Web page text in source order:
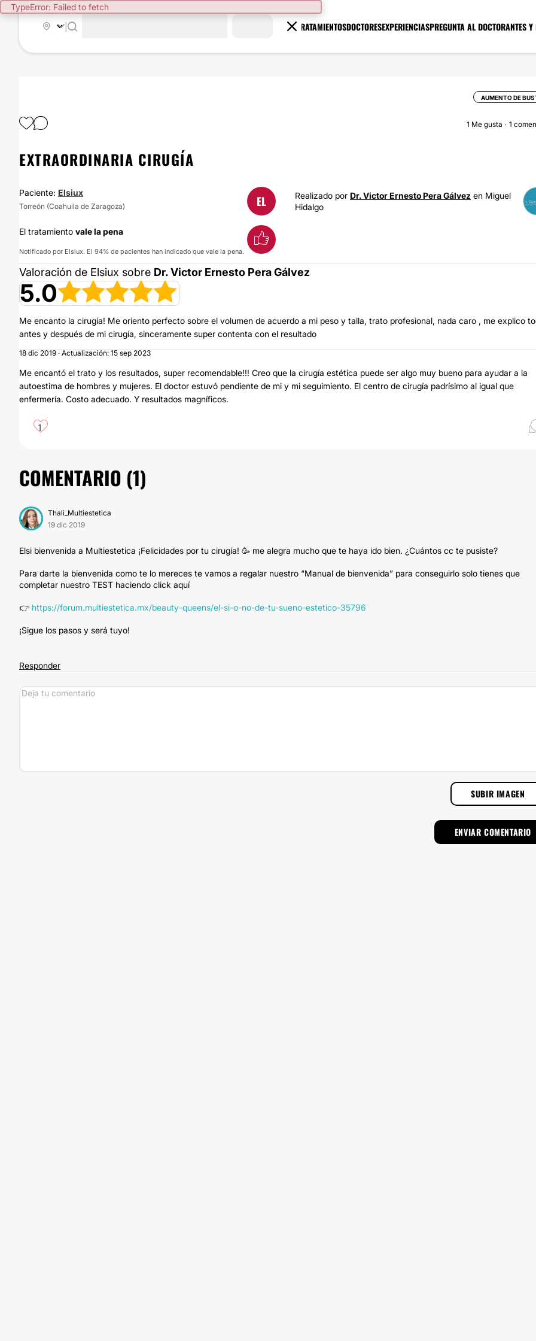
TypeError: Failed to fetch
TRATAMIENTOSDOCTORESEXPERIENCIASPREGUNTA AL DOCTORANTES Y
AUMENTO DE
1 Me gusta 1
EXTRAORDINARIA CIRUGÍA
Paciente: Elsiux
Torreón (Coahuila de Zaragoza) EL Realizado por Dr. Victor Ernesto Pera Gálvez en Miguel
Hidalgo
El tratamiento vale la pena
Notificado por Elsiux. El 94% de pacientes han indicado que vale la pena.
Valoración de Elsiux sobre Dr. Victor Ernesto Pera Gálvez
5.0
Me encanto la cirugía! Me oriento perfecto sobre el volumen de acuerdo a mi peso y talla, trato profesional, nada caro , me explico
antes y después de mi cirugía, sinceramente super contenta con el resultado
18 dic 2019 · Actualización: 15 sep 2023
Me encantó el trato y los resultados, super recomendable!!! Creo que la cirugía estética puede ser algo muy bueno para ayudar a la
autoestima de hombres y mujeres. El doctor estuvó pendiente de mi y mi seguimiento. El centro de cirugía padrísimo al igual que
enfermería. Costo adecuado. Y resultados magníficos.
1
COMENTARIO (1)
Thali_Multiestetica
19 dic 2019
Elsi bienvenida a Multiestetica ¡Felicidades por tu cirugía! 🥳 me alegra mucho que te haya ido bien. ¿Cuántos cc te pusiste?
Para darte la bienvenida como te lo mereces te vamos a regalar nuestro “Manual de bienvenida” para conseguirlo solo tienes que
completar nuestro TEST haciendo click aquí
👉 https://forum.multiestetica.mx/beauty-queens/el-si-o-no-de-tu-sueno-estetico-35796
¡Sigue los pasos y será tuyo!
Responder
SUBIR IMAGEN